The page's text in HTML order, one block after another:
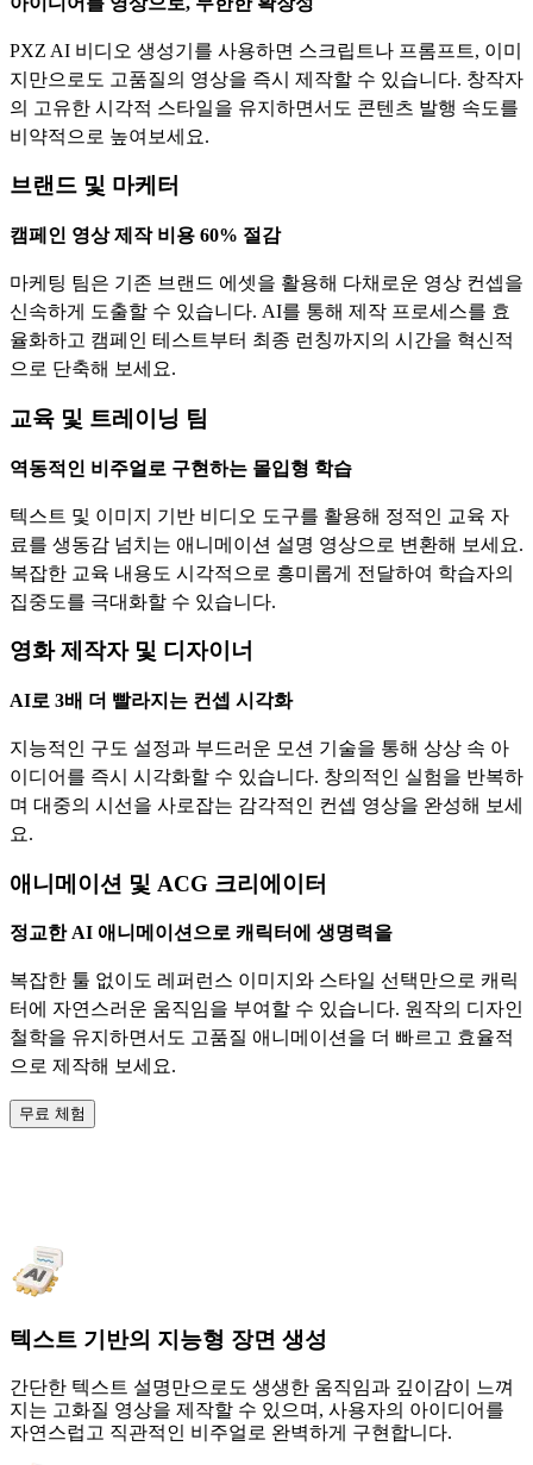
PXZ AI 비디오 생성기를 사용하면 스크립트나 프롬프트, 이미
지만으로도 고품질의 영상을 즉시 제작할 수 있습니다. 창작자
의 고유한 시각적 스타일을 유지하면서도 콘텐츠 발행 속도를
비약적으로 높여보세요.
브랜드 및 마케터
캠페인 영상 제작 비용 60% 절감
마케팅 팀은 기존 브랜드 에셋을 활용해 다채로운 영상 컨셉을
신속하게 도출할 수 있습니다. AI를 통해 제작 프로세스를 효
율화하고 캠페인 테스트부터 최종 런칭까지의 시간을 혁신적
으로 단축해 보세요.
교육 및 트레이닝 팀
역동적인 비주얼로 구현하는 몰입형 학습
텍스트 및 이미지 기반 비디오 도구를 활용해 정적인 교육 자
료를 생동감 넘치는 애니메이션 설명 영상으로 변환해 보세요.
복잡한 교육 내용도 시각적으로 흥미롭게 전달하여 학습자의
집중도를 극대화할 수 있습니다.
영화 제작자 및 디자이너
AI로 3배 더 빨라지는 컨셉 시각화
지능적인 구도 설정과 부드러운 모션 기술을 통해 상상 속 아
이디어를 즉시 시각화할 수 있습니다. 창의적인 실험을 반복하
며 대중의 시선을 사로잡는 감각적인 컨셉 영상을 완성해 보세
요.
애니메이션 및 ACG 크리에이터
정교한 AI 애니메이션으로 캐릭터에 생명력을
복잡한 툴 없이도 레퍼런스 이미지와 스타일 선택만으로 캐릭
터에 자연스러운 움직임을 부여할 수 있습니다. 원작의 디자인
철학을 유지하면서도 고품질 애니메이션을 더 빠르고 효율적
으로 제작해 보세요.
무료 체험
텍스트 기반의 지능형 장면 생성
간단한 텍스트 설명만으로도 생생한 움직임과 깊이감이 느껴
지는 고화질 영상을 제작할 수 있으며, 사용자의 아이디어를
자연스럽고 직관적인 비주얼로 완벽하게 구현합니다.